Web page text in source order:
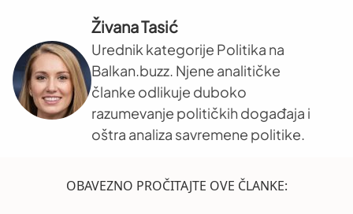
Živana Tasić
Urednik kategorije Politika na
Balkan.buzz. Njene analitičke
članke odlikuje duboko
razumevanje političkih događaja i
oštra analiza savremene politike.
OBAVEZNO PROČITAJTE OVE ČLANKE: